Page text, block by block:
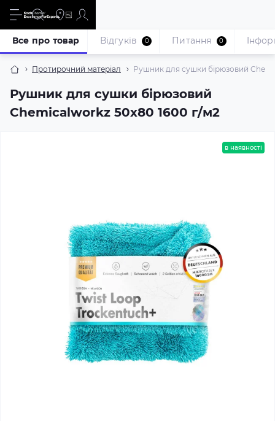
Протирочний матеріал Рушник для сушки бірюзовий
Рушник для сушки бірюзовий
Chemicalworkz 50х80 1600 г/м2
Все про товар Відгуків 0 Питання 0
в наявності